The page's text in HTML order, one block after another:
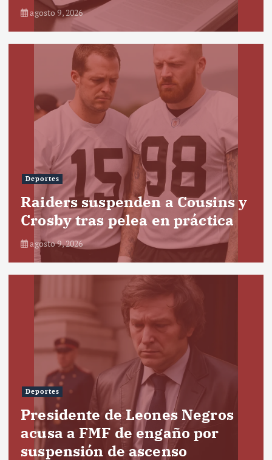
agosto 9, 2026
Deportes
Raiders suspenden a Cousins y
Crosby tras pelea en práctica
agosto 9, 2026
Deportes
Presidente de Leones Negros
acusa a FMF de engaño por
suspensión de ascenso